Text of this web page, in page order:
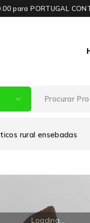
para PORTUGAL
rural ensebadas
Loading...